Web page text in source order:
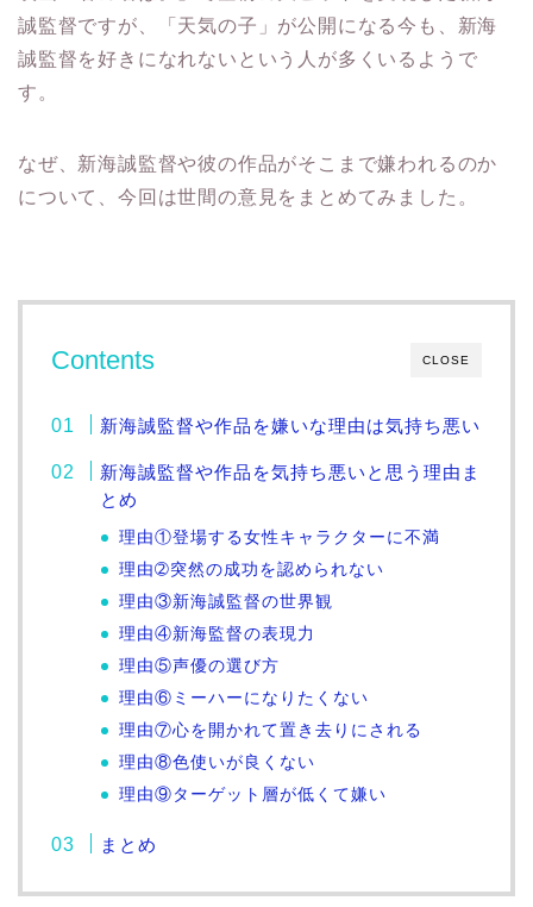
誠監督ですが、「天気の子」が公開になる今も、新海
誠監督を好きになれないという人が多くいるようで
す。
なぜ、新海誠監督や彼の作品がそこまで嫌われるのか
について、今回は世間の意見をまとめてみました。
CLOSE
Contents
新海誠監督や作品を嫌いな理由は気持ち悪い
新海誠監督や作品を気持ち悪いと思う理由ま
とめ
理由①登場する女性キャラクターに不満
理由➁突然の成功を認められない
理由③新海誠監督の世界観
理由④新海監督の表現力
理由⑤声優の選び方
理由⑥ミーハーになりたくない
理由⑦心を開かれて置き去りにされる
理由⑧色使いが良くない
理由⑨ターゲット層が低くて嫌い
まとめ